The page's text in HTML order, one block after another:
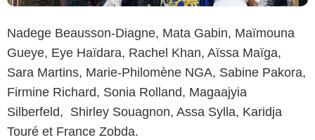
Nadege Beausson-Diagne, Mata Gabin, Maïmouna
Gueye, Eye Haïdara, Rachel Khan, Aïssa Maïga,
Sara Martins, Marie-Philomène NGA, Sabine Pakora,
Firmine Richard, Sonia Rolland, Magaajyia
Silberfeld, Shirley Souagnon, Assa Sylla, Karidja
Touré et France Zobda.